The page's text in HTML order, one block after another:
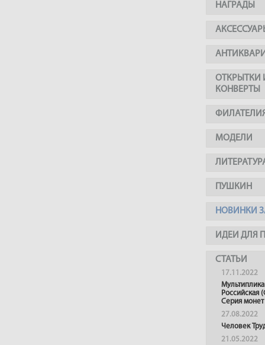
НАГРАДЫ
ОТКРЫТКИ
КОНВЕРТЫ
МОДЕЛИ
ПУШКИН
НОВИНКИ
ИДЕИ ДЛЯ
СТАТЬИ
17.11.2022
Российская
Серия монет
27.08.2022
Человек
21.05.2022